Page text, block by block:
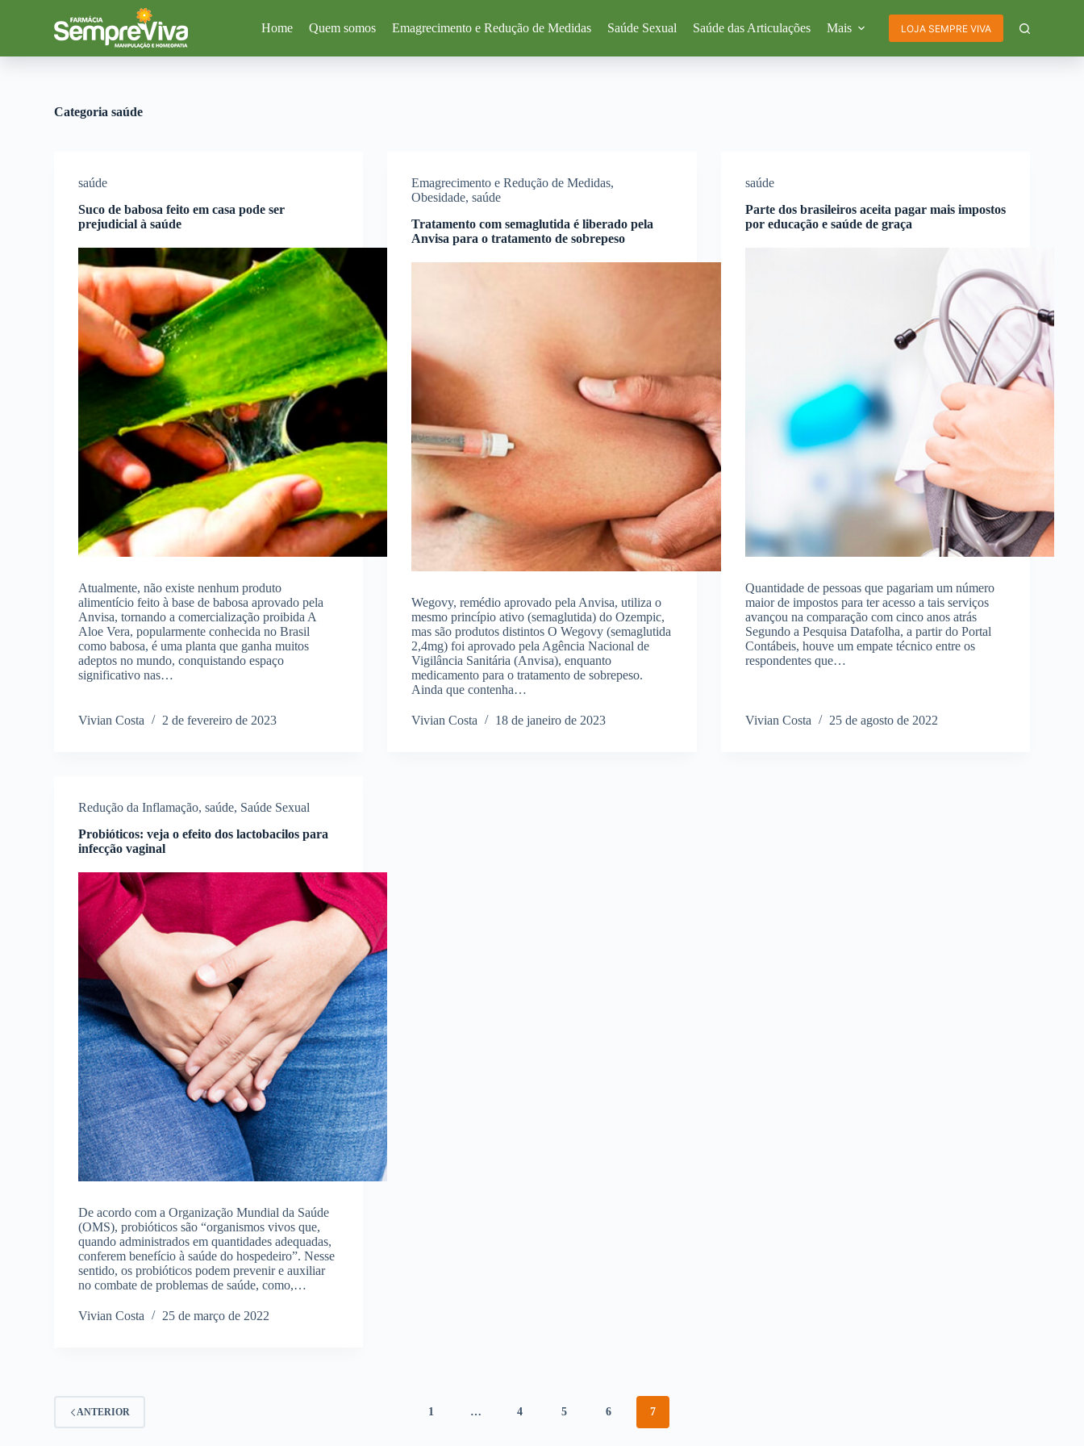
a
Home Quem somos Emagrecimento e Redução de Medidas Saúde Sexual Saúde das Articulações Mais LOJA SEMPRE VIVA
Categoria saúde
saúde
Suco de babosa feito em casa pode ser
prejudicial à saúde
Atualmente, não existe nenhum produto
alimentício feito à base de babosa aprovado pela
Anvisa, tornando a comercialização proibida A
Aloe Vera, popularmente conhecida no Brasil
como babosa, é uma planta que ganha muitos
adeptos no mundo, conquistando espaço
significativo nas…
Vivian Costa 2 de fevereiro de 2023
Emagrecimento e Redução de Medidas,
Obesidade,saúde
Tratamento com semaglutida é liberado pela
Anvisa para o tratamento de sobrepeso
Wegovy, remédio aprovado pela Anvisa, utiliza o
mesmo princípio ativo (semaglutida) do Ozempic,
mas são produtos distintos O Wegovy (semaglutida
2,4mg) foi aprovado pela Agência Nacional de
Vigilância Sanitária (Anvisa), enquanto
medicamento para o tratamento de sobrepeso.
Ainda que contenha…
Vivian Costa 18 de janeiro de 2023
saúde
Parte dos brasileiros aceita pagar mais impostos
por educação e saúde de graça
Quantidade de pessoas que pagariam um número
maior de impostos para ter acesso a tais serviços
avançou na comparação com cinco anos atrás
Segundo a Pesquisa Datafolha, a partir do Portal
Contábeis, houve um empate técnico entre os
respondentes que…
Vivian Costa 25 de agosto de 2022
Redução da Inflamação,saúde, Saúde Sexual
Probióticos: veja o efeito dos lactobacilos para
infecção vaginal
De acordo com a Organização Mundial da Saúde
(OMS), probióticos são “organismos vivos que,
quando administrados em quantidades adequadas,
conferem benefício à saúde do hospedeiro”. Nesse
sentido, os probióticos podem prevenir e auxiliar
no combate de problemas de saúde, como,…
Vivian Costa 25 de março de 2022
ANTERIOR 1 … 4 5 6 7